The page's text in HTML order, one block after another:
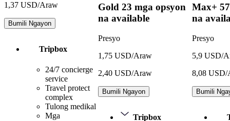
1,37 USD/Araw
Bumili Ngayon
Tripbox
24/7 concierge
service
Travel protect
complex
Tulong medikal
Mga
Gold 23 mga opsyon
na available
Presyo
1,75 USD/Araw
2,40 USD/Araw
Bumili Ngayon
Tripbox
Max+
na
Presyo
5,9 USD/
8,08 USD/
Bumili